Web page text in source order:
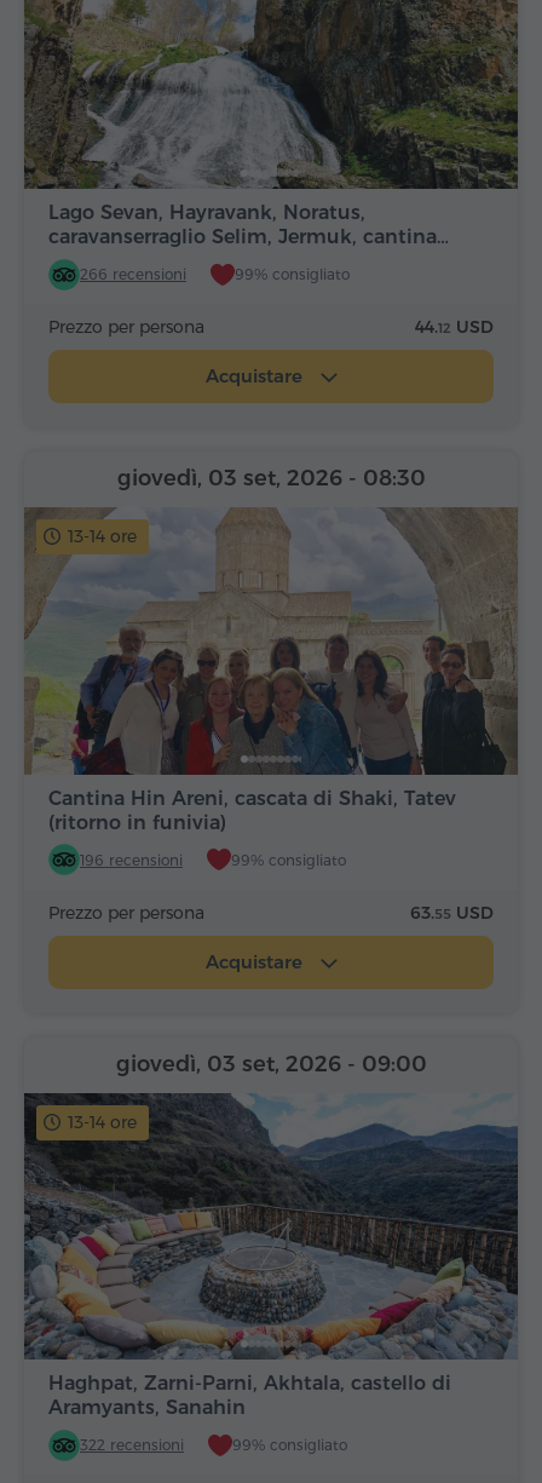
Lago Sevan, Hayravank, Noratus,
caravanserraglio Selim, Jermuk, cantina…
266 recensioni 99% consigliato
Prezzo per persona 44.12 USD
Acquistare
13-14 ore
Cantina Hin Areni, cascata di Shaki, Tatev
(ritorno in funivia)
196 recensioni 99% consigliato
giovedì, 03 set, 2026 - 08:30
Prezzo per persona 63.55 USD
Acquistare
13-14 ore
Haghpat, Zarni-Parni, Akhtala, castello di
Aramyants, Sanahin
322 recensioni 99% consigliato
giovedì, 03 set, 2026 - 09:00